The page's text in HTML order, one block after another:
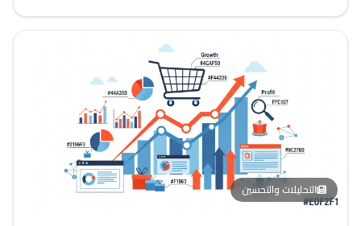
التحليلات والتحسين